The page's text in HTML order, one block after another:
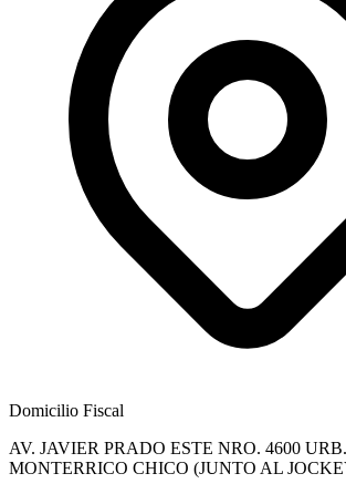
Domicilio Fiscal
AV. JAVIER PRADO ESTE NRO. 4600
MONTERRICO CHICO (JUNTO AL